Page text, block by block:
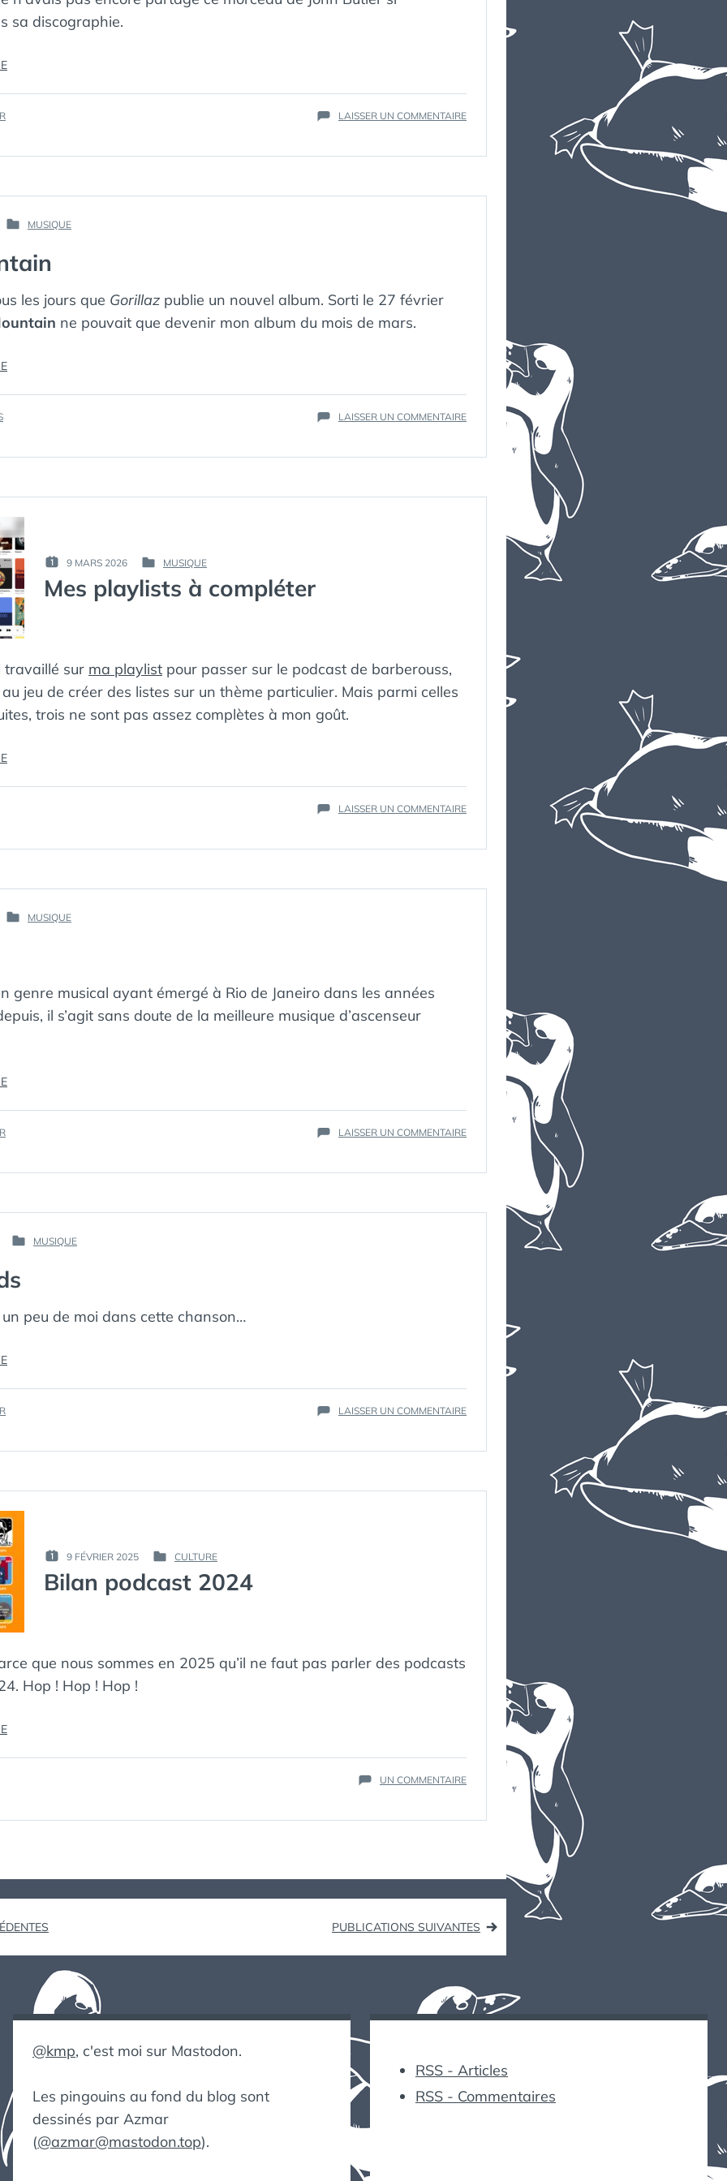
sa discographie.
« OCEAN
LAISSER UN COMMENTAIRESUR
PAR :
МЁРТВЫЙ
ПИНГВИН
PUBLIÉ
MUSIQUE
les jours que Gorillaz publie un nouvel album. Sorti le 27 février
ne pouvait que devenir mon album du mois de mars.
« THE
LAISSER UN COMMENTAIRESUR
MOUNTAIN
PUBLIÉ
LE :
9 MARS 2026
PAR :
КАК
МЁРТВЫЙ
PUBLIÉ
DANS
MUSIQUE
Mes playlists à compléter
travaillé sur ma playlist pour passer sur le podcast de barberouss,
jeu de créer des listes sur un thème particulier. Mais parmi celles
trois ne sont pas assez complètes à mon goût.
« MES
LAISSER UN COMMENTAIRESUR
À
PAR :
PUBLIÉ
MUSIQUE
genre musical ayant émergé à Rio de Janeiro dans les années
il s’agit sans doute de la meilleure musique d’ascenseur
« BOSSA »
LAISSER UN COMMENTAIRESUR
PAR :
ПИНГВИН
PUBLIÉ
MUSIQUE
un peu de moi dans cette chanson…
« DEUX
LAISSER UN COMMENTAIRESUR
PUBLIÉ
LE :
9 FÉVRIER 2025
PAR :
МЁРТВЫЙ
PUBLIÉ
DANS
CULTURE
Bilan podcast 2024
que nous sommes en 2025 qu’il ne faut pas parler des podcasts
Hop ! Hop ! Hop !
« BILAN
UN COMMENTAIRESUR
2024
PUBLICATIONS SUIVANTES
@kmp, c'est moi sur Mastodon.
Les pingouins au fond du blog sont
dessinés par Azmar
(@azmar@mastodon.top).
RSS - Articles
RSS - Commentaires